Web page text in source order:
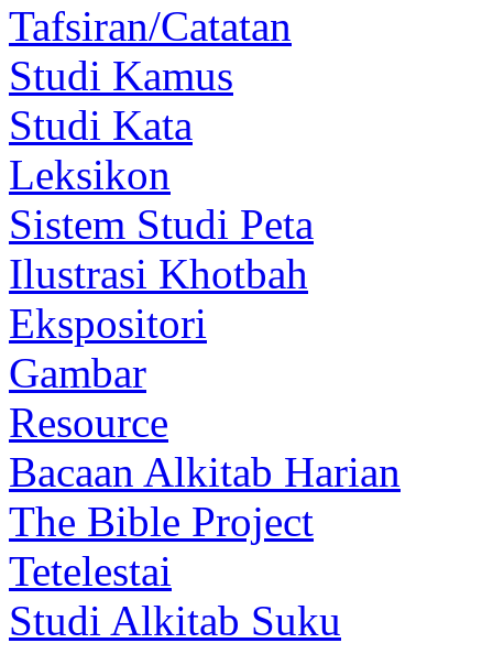
Tafsiran/Catatan
Studi Kamus
Studi Kata
Leksikon
Sistem Studi Peta
Ilustrasi Khotbah
Ekspositori
Gambar
Resource
Bacaan Alkitab Harian
The Bible Project
Tetelestai
Studi Alkitab Suku